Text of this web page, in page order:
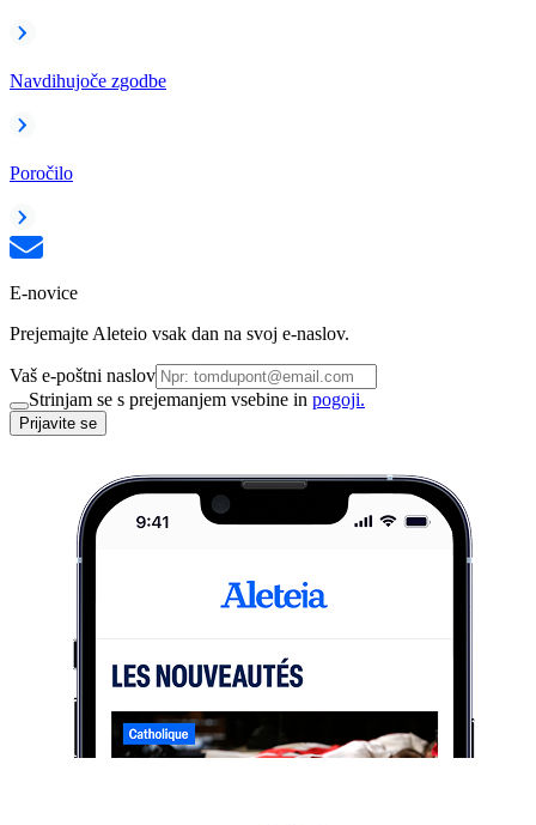
Navdihujoče zgodbe
Poročilo
E-novice
Prejemajte Aleteio vsak dan na svoj e-naslov.
Vaš e-poštni naslov
Strinjam se s prejemanjem vsebine in pogoji.
Prijavite se